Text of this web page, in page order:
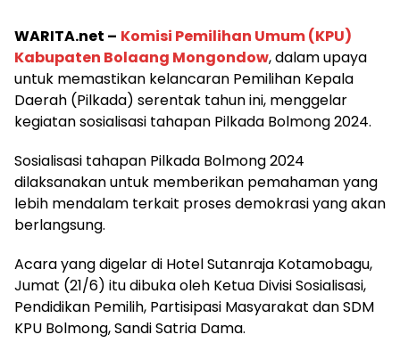
WARITA.net – Komisi Pemilihan Umum (KPU)
Kabupaten Bolaang Mongondow, dalam upaya
untuk memastikan kelancaran Pemilihan Kepala
Daerah (Pilkada) serentak tahun ini, menggelar
kegiatan sosialisasi tahapan Pilkada Bolmong 2024.
Sosialisasi tahapan Pilkada Bolmong 2024
dilaksanakan untuk memberikan pemahaman yang
lebih mendalam terkait proses demokrasi yang akan
berlangsung.
Acara yang digelar di Hotel Sutanraja Kotamobagu,
Jumat (21/6) itu dibuka oleh Ketua Divisi Sosialisasi,
Pendidikan Pemilih, Partisipasi Masyarakat dan SDM
KPU Bolmong, Sandi Satria Dama.